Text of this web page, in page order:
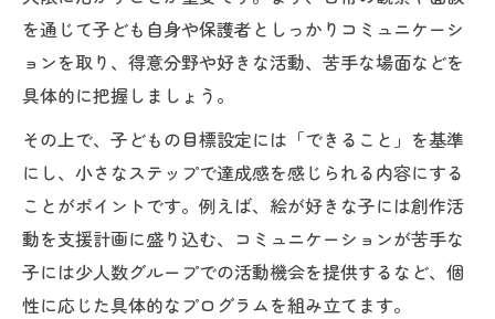
を通じて子ども自身や保護者としっかりコミュニケーシ
ョンを取り、得意分野や好きな活動、苦手な場面などを
具体的に把握しましょう。
その上で、子どもの目標設定には「できること」を基準
にし、小さなステップで達成感を感じられる内容にする
ことがポイントです。例えば、絵が好きな子には創作活
動を支援計画に盛り込む、コミュニケーションが苦手な
子には少人数グループでの活動機会を提供するなど、個
性に応じた具体的なプログラムを組み立てます。